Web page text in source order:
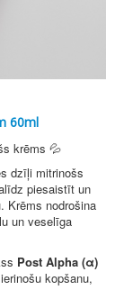
60ml
krēms 💦
dzīļi mitrinošs
piesaistīt un
Krēms nodrošina
un veselīga
Post Alpha (α)
kopšanu,